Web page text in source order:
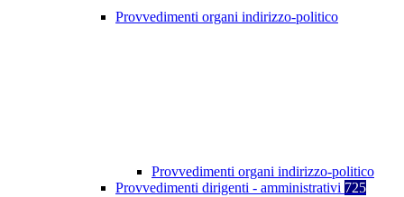
Provvedimenti organi indirizzo-politico
Provvedimenti organi indirizzo-politico
Provvedimenti dirigenti - amministrativi 725